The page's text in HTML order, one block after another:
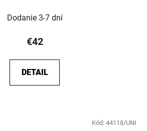
Dodanie 3-7 dní
€42
DETAIL
Kód: 44118/UNI